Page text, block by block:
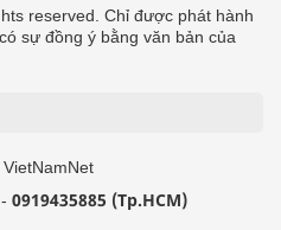
reserved. Chỉ được phát hành
sự đồng ý bằng văn bản của
- 0919435885 (Tp.HCM)